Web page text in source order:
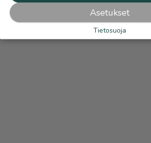
Asetukset
Tietosuoja